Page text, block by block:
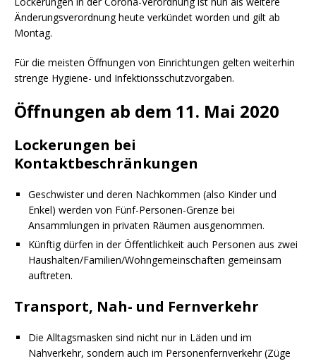
Änderungsverordnung heute verkündet worden und gilt ab
Montag.
Für die meisten Öffnungen von Einrichtungen gelten weiterhin
strenge Hygiene- und Infektionsschutzvorgaben.
Öffnungen ab dem 11. Mai 2020
Lockerungen bei
Kontaktbeschränkungen
Geschwister und deren Nachkommen (also Kinder und
Enkel) werden von Fünf-Personen-Grenze bei
Ansammlungen in privaten Räumen ausgenommen.
Künftig dürfen in der Öffentlichkeit auch Personen aus zwei
Haushalten/Familien/Wohngemeinschaften gemeinsam
auftreten.
Transport, Nah- und Fernverkehr
Die Alltagsmasken sind nicht nur in Läden und im
Nahverkehr, sondern auch im Personenfernverkehr (Züge